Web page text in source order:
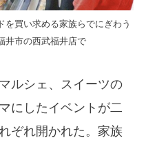
を買い求める家族らでにぎわう
井市の西武福井店で
ルシェ、スイーツの
にしたイベントが二
ぞれ開かれた。家族